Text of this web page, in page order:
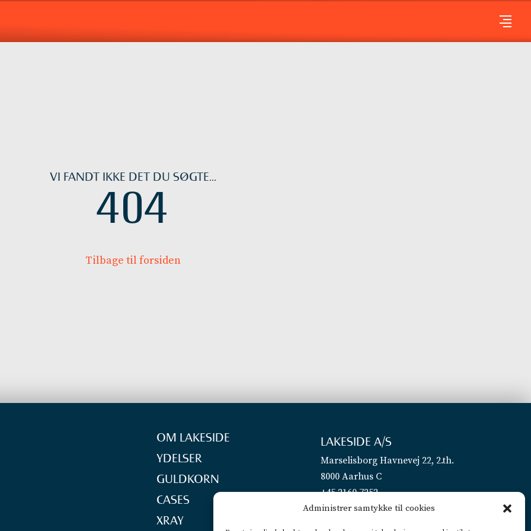
Administrer samtykke til cookies
VI FANDT IKKE DET DU SØGTE...
404
Tilbage til forsiden
OM LAKESIDE
YDELSER
GULDKORN
CASES
XRAY
LAKESIDE A/S
Marselisborg Havnevej 22, 2.th.
8000 Aarhus C
+45 2160 7252
info@lakeside.dk